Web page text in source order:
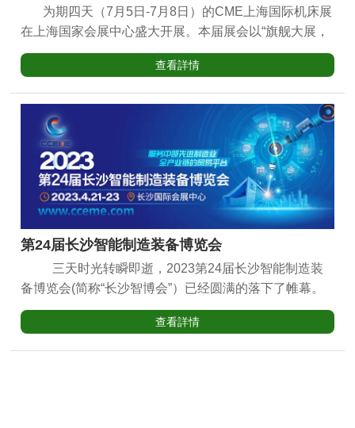
绝。 在此，感谢各位新老朋友莅临与指导！也感谢
每一位来参观的客户对扬森的信任与支持！
为期四天（7月5日-7月8日）的CME上海国际机床展
在上海国家会展中心盛大开展。本届展会以“旗舰大展，
焕新2023”为主题，展区包含：金属成形、新能源装备、
金属切削、磨削工量具、智能工业、机床附件等六大领
域同台竞技。本次展会扬森数控携三大系列在2B07展位
欢迎各位新老朋友莅临参观指导！
公司龙门加工中心方滑系列YSMV-2817、卧式
加工中心YSH-800、立式加工中心YSV-1265，,产品亮
相本次展览会，参展产品吸引了广大客户前来咨询及交
流，获得了大家的认可，增强了我公司产品在东南地区
的影响力。展会现场：本次展会现场，扬森数控也受到
了众多行业客户、专业观众、行业媒体的青睐，我们也
通过高效可控、安全稳定的产品和服务向受众交上了一
份满意的答卷。
查看詳情
第24届长沙智能制造装备博览会
三天时光转瞬即逝，2023第24届长沙智能制造装
备博览会(简称“长沙智博会”）已经圆满的落下了帷幕。
此次扬森将两台超高性能型立式加工中心机立式加工中
心展品展示分别为：YSV-855 YSV-1265， 扬森数控在
特W3与你不见不散！展会现场: 本次展会，不仅是展
查看詳情